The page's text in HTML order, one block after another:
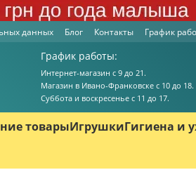
данных Блог Контакты График
График работы:
Интернет-магазин с 9 до 21.
Магазин в Ивано-Франковске с 10 до 18.
Суббота и воскресенье с 11 до 17.
товарыИгрушкиГигиена и